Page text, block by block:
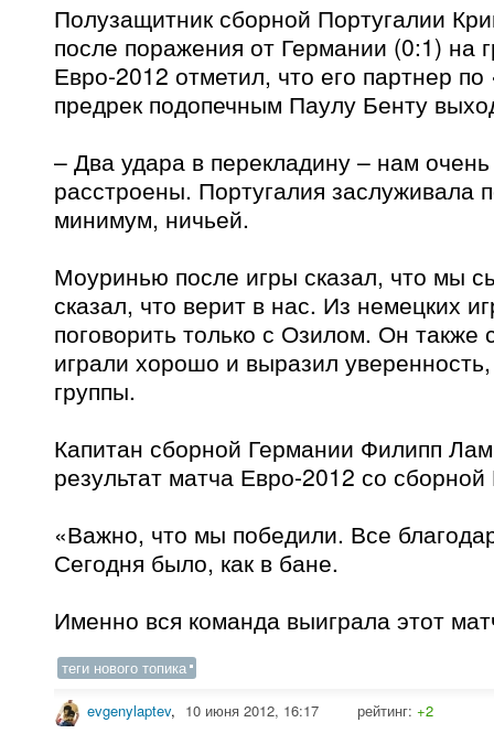
Полузащитник сборной Португалии
после поражения от Германии (0:1) на
Евро-2012 отметил, что его партнер
предрек подопечным Паулу Бенту
– Два удара в перекладину – нам
расстроены. Португалия заслуживала
минимум, ничьей.
Моуринью после игры сказал, что мы
сказал, что верит в нас. Из немецких
поговорить только с Озилом. Он также
играли хорошо и выразил
группы.
Капитан сборной Германии Филипп
результат матча Евро-2012 со
«Важно, что мы победили. Все
Сегодня было, как в бане.
Именно вся команда выиграла этот
теги нового топика
evgenylaptev, 10 июня 2012, 16:17 рейтинг: +2